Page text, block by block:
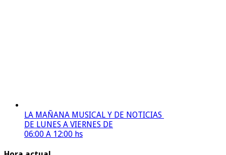
LA MAÑANA MUSICAL Y DE NOTICIAS
DE LUNES A VIERNES DE
06:00 A 12:00 hs